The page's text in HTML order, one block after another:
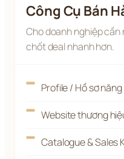
Công Cụ Bán
Cho doanh nghiệp cần
chốt deal nhanh hơn.
Profile / Hồ sơ
Website thương
Catalogue & Sales